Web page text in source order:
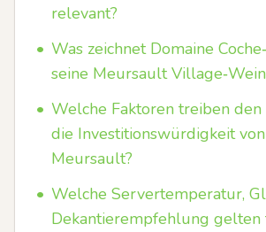
relevant?
• Was zeichnet Domaine
seine Meursault
• Welche Faktoren treiben den
die Investitionswürdigkeit
Meursault?
• Welche Serve­rtemperatur,
Dekantierempfehlung gelten